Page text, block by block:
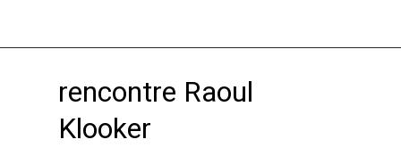
rencontre Raoul
Klooker